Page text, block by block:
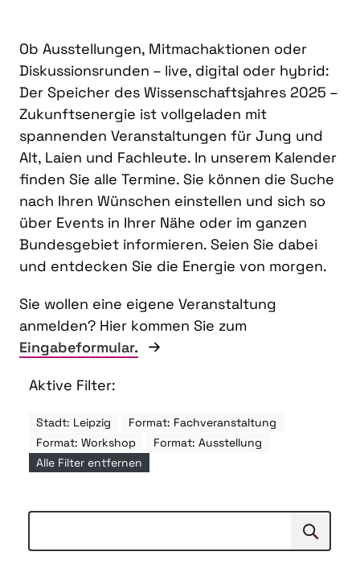
Ob Ausstellungen, Mitmachaktionen oder
Diskussionsrunden – live, digital oder hybrid:
Der Speicher des Wissenschaftsjahres 2025 –
Zukunftsenergie ist vollgeladen mit
spannenden Veranstaltungen für Jung und
Alt, Laien und Fachleute. In unserem Kalender
finden Sie alle Termine. Sie können die Suche
nach Ihren Wünschen einstellen und sich so
über Events in Ihrer Nähe oder im ganzen
Bundesgebiet informieren. Seien Sie dabei
und entdecken Sie die Energie von morgen.
Sie wollen eine eigene Veranstaltung
anmelden? Hier kommen Sie zum
Eingabeformular.
Aktive Filter:
Stadt: Leipzig
Format: Fachveranstaltung
Format: Workshop
Format: Ausstellung
Alle Filter entfernen
Suchen